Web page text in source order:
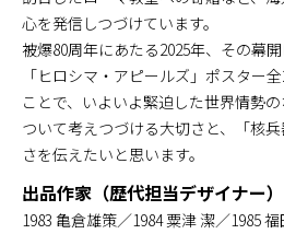
心を発信しつづけています。
被爆80周年にあたる2025年、その幕
「ヒロシマ・アピールズ」ポスター
ことで、いよいよ緊迫した世界情勢
ついて考えつづける大切さと、「核
さを伝えたいと思います。
出品作家（歴代担当デザイナー）
1983 亀倉雄策／1984 粟津 潔／1985